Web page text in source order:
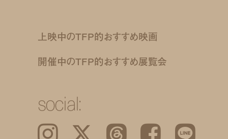
上映中のTFP的おすすめ映画
開催中のTFP的おすすめ展覧会
social:
Instagram 𝕏 Threads Facebook LINE